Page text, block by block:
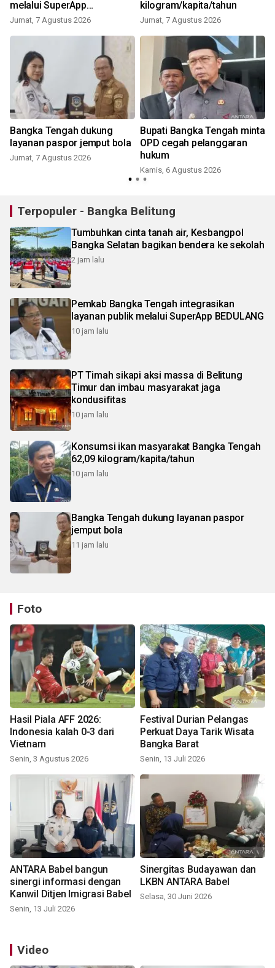
melalui SuperApp
BEDULANG
Jumat, 7 Agustus 2026
kilogram/kapita/tahun
Jumat, 7 Agustus 2026
Bangka Tengah dukung
layanan paspor jemput bola
Jumat, 7 Agustus 2026
Bupati Bangka Tengah minta
OPD cegah pelanggaran
hukum
Kamis, 6 Agustus 2026
Terpopuler - Bangka Belitung
Tumbuhkan cinta tanah air, Kesbangpol
Bangka Selatan bagikan bendera ke sekolah
2 jam lalu
Pemkab Bangka Tengah integrasikan
layanan publik melalui SuperApp BEDULANG
10 jam lalu
PT Timah sikapi aksi massa di Belitung
Timur dan imbau masyarakat jaga
kondusifitas
10 jam lalu
Konsumsi ikan masyarakat Bangka Tengah
62,09 kilogram/kapita/tahun
10 jam lalu
Bangka Tengah dukung layanan paspor
jemput bola
11 jam lalu
Foto
Hasil Piala AFF 2026:
Indonesia kalah 0-3 dari
Vietnam
Senin, 3 Agustus 2026
Festival Durian Pelangas
Perkuat Daya Tarik Wisata
Bangka Barat
Senin, 13 Juli 2026
ANTARA Babel bangun
sinergi informasi dengan
Kanwil Ditjen Imigrasi Babel
Senin, 13 Juli 2026
Sinergitas Budayawan dan
LKBN ANTARA Babel
Selasa, 30 Juni 2026
Video